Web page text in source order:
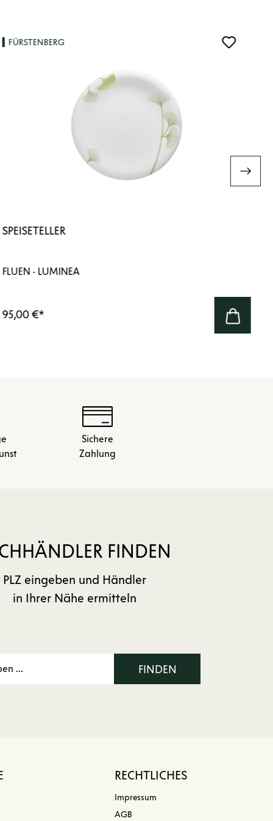
FÜRSTENBERG
SPEISETELLER
FLUEN · LUMINEA
95,00 €*
Sichere
Zahlung
FINDEN
PLZ eingeben und Händler
in Ihrer Nähe ermitteln
FINDEN
RECHTLICHES
Impressum
AGB